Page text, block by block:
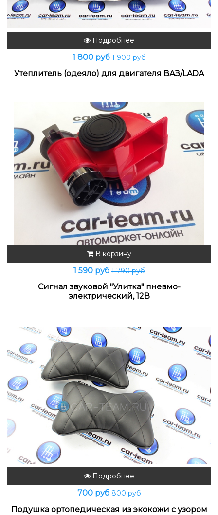
Подробнее
1 800 руб1 900 руб
Утеплитель (одеяло) для двигателя ВАЗ/LADA
В корзину
1 590 руб1 790 руб
Сигнал звуковой "Улитка" пневмо-
электрический, 12В
Подробнее
700 руб800 руб
Подушка ортопедическая из экокожи с узором